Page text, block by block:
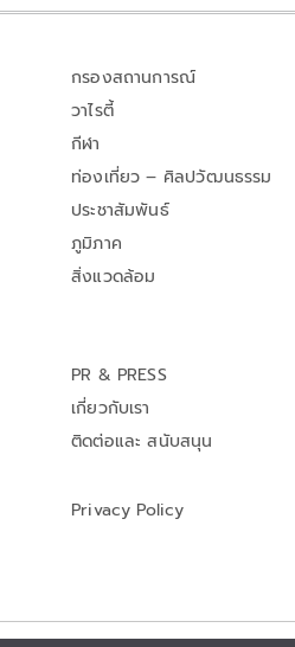
กรองสถานการณ์
วาไรตี้
กีฬา
ท่องเที่ยว – ศิลปวัฒนธรรม
ประชาสัมพันธ์
ภูมิภาค
สิ่งแวดล้อม
PR & PRESS
เกี่ยวกับเรา
ติดต่อและ สนับสนุน
Privacy Policy